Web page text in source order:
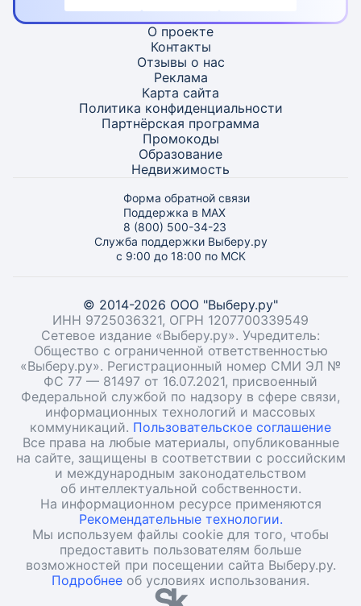
О проекте
Контакты
Отзывы о нас
Реклама
Карта сайта
Политика конфиденциальности
Партнёрская программа
Промокоды
Образование
Недвижимость
Форма обратной связи
Поддержка в MAX
8 (800) 500-34-23
Служба поддержки Выберу.ру
с 9:00 до 18:00 по МСК
© 2014-2026 ООО "Выберу.ру"
ИНН 9725036321, ОГРН 1207700339549
Сетевое издание «Выберу.ру». Учредитель:
Общество с ограниченной ответственностью
«Выберу.ру». Регистрационный номер СМИ ЭЛ №
ФС 77 — 81497 от 16.07.2021, присвоенный
Федеральной службой по надзору в сфере связи,
информационных технологий и массовых
коммуникаций. Пользовательское соглашение
Все права на любые материалы, опубликованные
на сайте, защищены в соответствии с российским
и международным законодательством
об интеллектуальной собственности.
На информационном ресурсе применяются
Рекомендательные технологии.
Мы используем файлы cookie для того, чтобы
предоставить пользователям больше
возможностей при посещении сайта Выберу.ру.
Подробнее об условиях использования.